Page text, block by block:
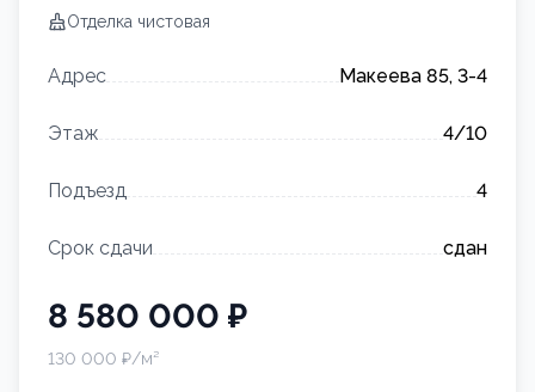
Отделка чистовая
Адрес Макеева 85, 3-4
Этаж 4/10
Подъезд 4
Срок сдачи сдан
8 580 000 ₽
130 000 ₽/м²